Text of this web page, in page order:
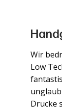
Wir
Low
Drucke